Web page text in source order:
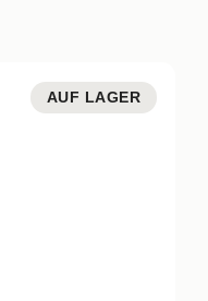
AUF LAGER